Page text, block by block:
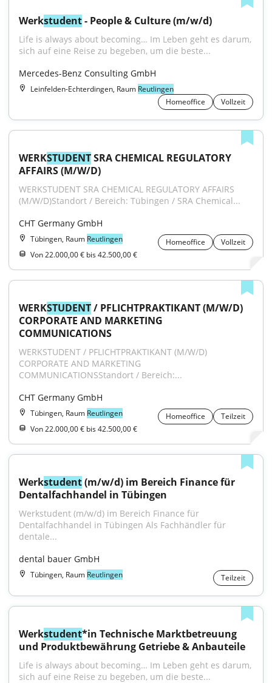
Werkstudent - People & Culture (m/w/d)
Life is always about becoming… Im Leben geht es darum,
sich auf eine Reise zu begeben, um die beste...
Mercedes-Benz Consulting GmbH
Leinfelden-Echterdingen, Raum Reutlingen
Homeoffice
Vollzeit
WERKSTUDENT SRA CHEMICAL REGULATORY
AFFAIRS (M/W/D)
WERKSTUDENT SRA CHEMICAL REGULATORY AFFAIRS
(M/W/D)Standort / Bereich: Tübingen / SRA Chemical...
CHT Germany GmbH
Tübingen, Raum Reutlingen Homeoffice
Vollzeit
Von 22.000,00 € bis 42.500,00 €
WERKSTUDENT / PFLICHTPRAKTIKANT (M/W/D)
CORPORATE AND MARKETING
COMMUNICATIONS
WERKSTUDENT / PFLICHTPRAKTIKANT (M/W/D)
CORPORATE AND MARKETING
COMMUNICATIONSStandort / Bereich:...
CHT Germany GmbH
Tübingen, Raum Reutlingen Homeoffice
Teilzeit
Von 22.000,00 € bis 42.500,00 €
Werkstudent (m/w/d) im Bereich Finance für
Dentalfachhandel in Tübingen
Werkstudent (m/w/d) im Bereich Finance für
Dentalfachhandel in Tübingen Als Fachhändler für
dentale...
dental bauer GmbH
Tübingen, Raum Reutlingen Teilzeit
Werkstudent*in Technische Marktbetreuung
und Produktbewährung Getriebe & Anbauteile
Life is always about becoming… Im Leben geht es darum,
sich auf eine Reise zu begeben, um die beste...